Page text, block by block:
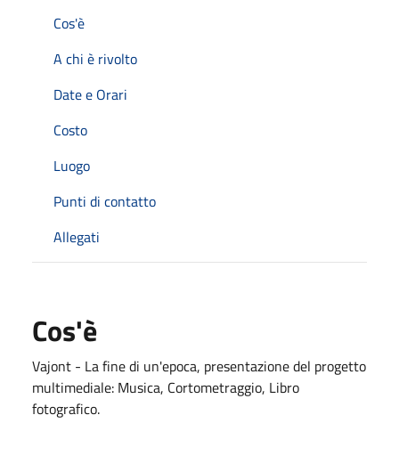
Cos'è
A chi è rivolto
Date e Orari
Costo
Luogo
Punti di contatto
Allegati
Cos'è
Vajont - La fine di un'epoca, presentazione del progetto
multimediale: Musica, Cortometraggio, Libro
fotografico.